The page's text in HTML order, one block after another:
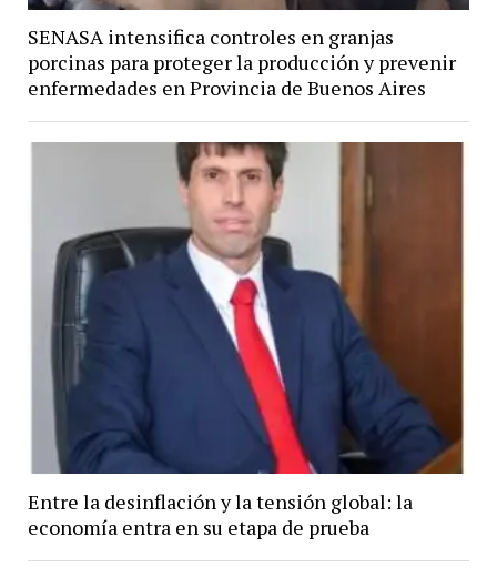
SENASA intensifica controles en granjas
porcinas para proteger la producción y prevenir
enfermedades en Provincia de Buenos Aires
Entre la desinflación y la tensión global: la
economía entra en su etapa de prueba